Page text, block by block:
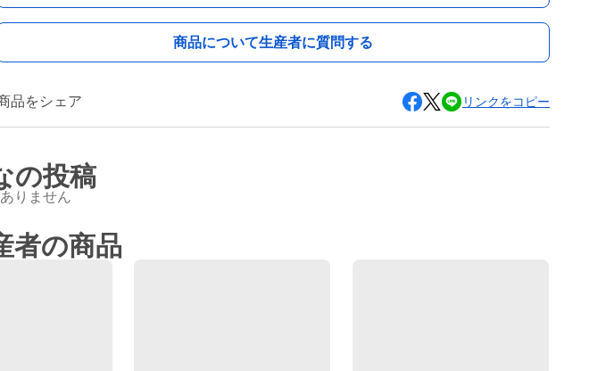
商品について生産者に質問する
品をシェア リンクをコピー
の投稿
りません
者の商品